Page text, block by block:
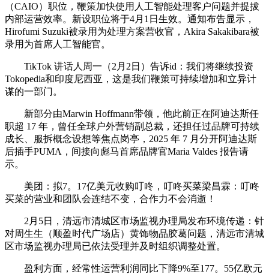
（CAIO）职位，鞭策加快使用人工智能处理客户问题并提拔
内部运营效率。新设职位将于4月1日生效。通知布告显示，
Hirofumi Suzuki被录用为处理方案营收官，Akira Sakakibara被
录用为首席人工智能官。
TikTok 讲话人周一（2月2日）告诉id：我们将继续投资
Tokopedia和印度尼西亚，这是我们鞭策可持续增加和立异计
谋的一部门。
新部分由Marwin Hoffmann带领，他此前正在阿迪达斯任
职超 17 年，曾任全球户外营销副总裁，还担任过品牌可持续
成长、服拆概念设想等焦点岗亭，2025 年 7 月分开阿迪达斯
后插手PUMA，间接向彪马首席品牌官Maria Valdes 报告请
示。
美团：拟7。17亿美元收购叮咚，叮咚买菜梁昌霖：叮咚
买菜的营业和团队会连结不变，合作力不会消逝！
2月5日，清远市清城区市场监视办理局发布环境传递：针
对周生生（顺盈时代广场店）黄饰物品胶葛问题，清远市清城
区市场监视办理局已依法受理并及时组织调整处置。
盈利方面，经常性运营利润同比下降9%至177。55亿欧元